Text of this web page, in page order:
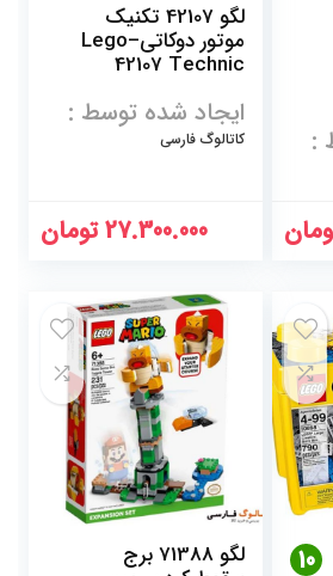
:
لگو 42107 تکنیک
موتور دوکاتی–Lego
42107 Technic
ایجاد شده توسط :
کاتالوگ فارسی
27.300.000تومان
10 لگو 71388 برج